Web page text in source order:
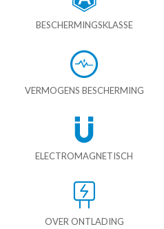
BESCHERMINGSKLASSE
VERMOGENS BESCHERMING
ELECTROMAGNETISCH
OVER ONTLADING